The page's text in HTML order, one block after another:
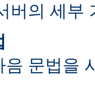
버의 세부
음 문법을